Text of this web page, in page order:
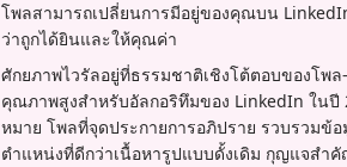
โพลสามารถเปลี่ยนการมีอยู่ของคุณบน
ว่าถูกได้ยินและให้คุณค่า
ศักยภาพไวรัลอยู่ที่ธรรมชาติเชิงโต้ตอบของโ
คุณภาพสูงสำหรับอัลกอริทึมของ LinkedIn ใน
หมาย โพลที่จุดประกายการอภิปราย รวบรวมข้
ตำแหน่งที่ดีกว่าเนื้อหารูปแบบดั้งเดิม กุญแจสำ